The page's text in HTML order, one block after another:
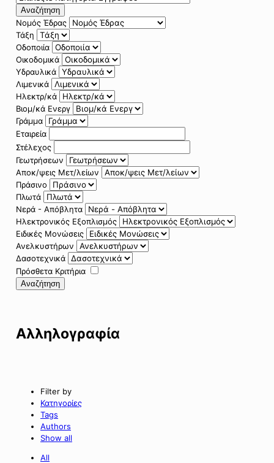
Αναζήτηση
Νομός Έδρας
Τάξη
Οδοποιία
Οικοδομικά
Υδραυλικά
Λιμενικά
Ηλεκτρ/κά
Βιομ/κά Ενεργ
Γράμμα
Εταιρεία
Στέλεχος
Γεωτρήσεων
Αποκ/ψεις Μετ/λείων
Πράσινο
Πλωτά
Νερά - Απόβλητα
Ηλεκτρονικός Εξοπλισμός
Ειδικές Μονώσεις
Ανελκυστήρων
Δασοτεχνικά
Πρόσθετα Κριτήρια
Αναζήτηση
Αλληλογραφία
Filter by
Κατηγορίες
Tags
Authors
Show all
All